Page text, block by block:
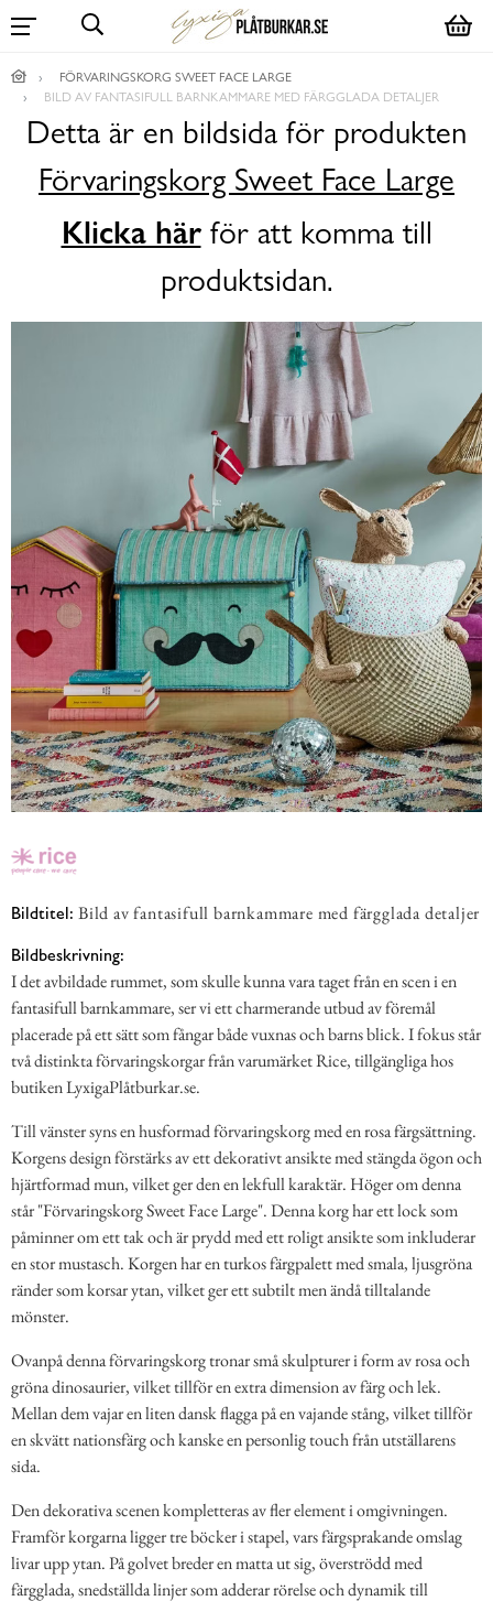
FÖRVARINGSKORG SWEET FACE LARGE
BILD AV FANTASIFULL BARNKAMMARE MED FÄRGGLADA DETALJER
Detta är en bildsida för produkten
Förvaringskorg Sweet Face Large
Klicka härför att komma till
produktsidan.
Bildtitel: Bild av fantasifull barnkammare med färgglada detaljer
Bildbeskrivning:
I det avbildade rummet, som skulle kunna vara taget från en scen i en
fantasifull barnkammare, ser vi ett charmerande utbud av föremål
placerade på ett sätt som fångar både vuxnas och barns blick. I fokus står
två distinkta förvaringskorgar från varumärket Rice, tillgängliga hos
butiken LyxigaPlåtburkar.se.
Till vänster syns en husformad förvaringskorg med en rosa färgsättning.
Korgens design förstärks av ett dekorativt ansikte med stängda ögon och
hjärtformad mun, vilket ger den en lekfull karaktär. Höger om denna
står "Förvaringskorg Sweet Face Large". Denna korg har ett lock som
påminner om ett tak och är prydd med ett roligt ansikte som inkluderar
en stor mustasch. Korgen har en turkos färgpalett med smala, ljusgröna
ränder som korsar ytan, vilket ger ett subtilt men ändå tilltalande
mönster.
Ovanpå denna förvaringskorg tronar små skulpturer i form av rosa och
gröna dinosaurier, vilket tillför en extra dimension av färg och lek.
Mellan dem vajar en liten dansk flagga på en vajande stång, vilket tillför
en skvätt nationsfärg och kanske en personlig touch från utställarens
sida.
Den dekorativa scenen kompletteras av fler element i omgivningen.
Framför korgarna ligger tre böcker i stapel, vars färgsprakande omslag
livar upp ytan. På golvet breder en matta ut sig, överströdd med
färgglada, snedställda linjer som adderar rörelse och dynamik till